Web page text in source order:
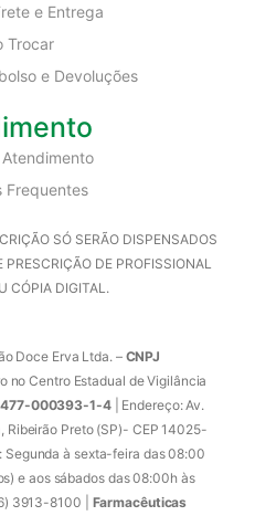
e Entrega
Trocar
e Devoluções
Frequentes
SÓ SERÃO DISPENSADOS
DE PROFISSIONAL
CÓPIA DIGITAL.
Doce Erva Ltda. – CNPJ
no Centro Estadual de Vigilância
000393-1-4| Endereço: Av.
Ribeirão Preto (SP)- CEP 14025-
à sexta-feira das 08:00
e aos sábados das 08:00h às
3913-8100 | Farmacêuticas